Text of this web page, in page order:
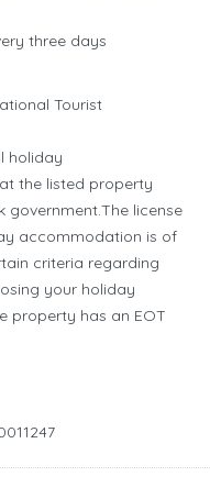
three days
Tourist
holiday
the listed property
government.The license
accommodation is of
criteria regarding
your holiday
property has an EOT